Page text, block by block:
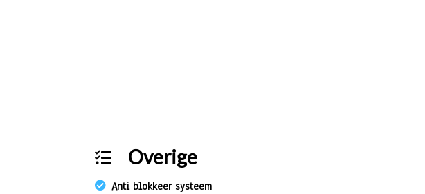
Overige
Anti blokkeer systeem